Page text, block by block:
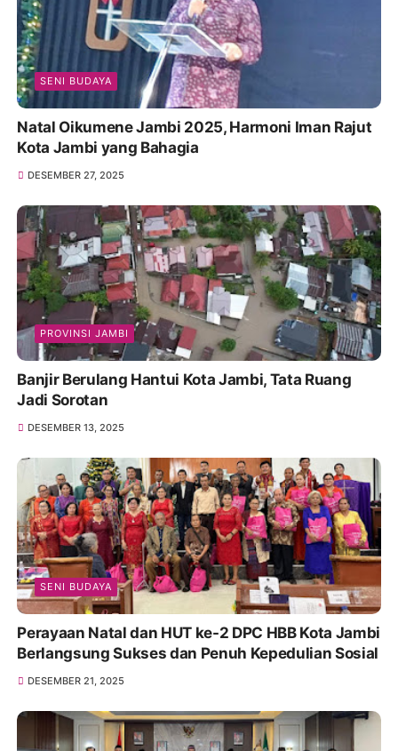
SENI BUDAYA
Natal Oikumene Jambi 2025, Harmoni Iman Rajut
Kota Jambi yang Bahagia
DESEMBER 27, 2025
PROVINSI JAMBI
Banjir Berulang Hantui Kota Jambi, Tata Ruang
Jadi Sorotan
DESEMBER 13, 2025
SENI BUDAYA
Perayaan Natal dan HUT ke-2 DPC HBB Kota Jambi
Berlangsung Sukses dan Penuh Kepedulian Sosial
DESEMBER 21, 2025